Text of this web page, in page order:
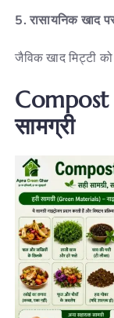
5. रासायनिक खाद
जैविक खाद मिट्टी
सामग्री